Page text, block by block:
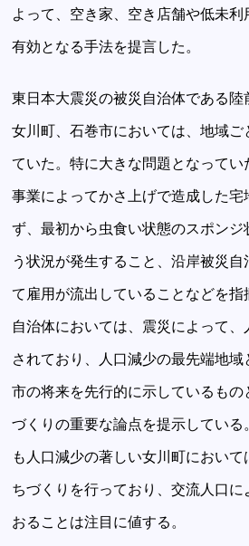
よって、空き家、空き店舗や低未利
有効となる手法を提言した。
東日本大震災の被災自治体である陸
女川町、石巻市においては、地域ご
ていた。特に大きな問題となってい
事業によってかさ上げで造成した
ず、最初から虫食い状態のスポンジ
う状況が発生すること、沿岸被災
て雇用が流出していることなどを指
自治体においては、震災によって
されており、人口減少の最先端地
市の将来を先行的に示しているもの
づくりの重要な論点を提示してい
も人口減少の著しい女川町において
ちづくりを行っており、交流人口に
おることは注目に値する。